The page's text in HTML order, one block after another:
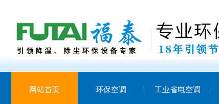
网站首页 环保空调 工业省电空调